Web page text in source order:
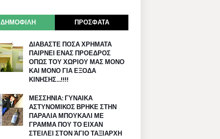
ΔΗΜΟΦΙΛΗ ΠΡΟΣΦΑΤΑ
ΔΙΑΒΑΣΤΕ ΠΟΣΑ ΧΡΗΜΑΤΑ
ΠΑΙΡΝΕΙ ΕΝΑΣ ΠΡΟΕΔΡΟΣ
ΟΠΩΣ ΤΟΥ ΧΩΡΙΟΥ ΜΑΣ ΜΟΝΟ
ΚΑΙ ΜΟΝΟ ΓΙΑ ΕΞΟΔΑ
ΚΙΝΗΣΗΣ…!!!!
ΜΕΣΣΗΝΙΑ: ΓΥΝΑΙΚΑ
ΑΣΤΥΝΟΜΙΚΟΣ ΒΡΗΚΕ ΣΤΗΝ
ΠΑΡΑΛΙΑ ΜΠΟΥΚΑΛΙ ΜΕ
ΓΡΑΜΜΑ ΠΟΥ ΤΟ ΕΙΧΑΝ
ΣΤΕΙΛΕΙ ΣΤΟΝ ΆΓΙΟ ΤΑΞΙΑΡΧΗ